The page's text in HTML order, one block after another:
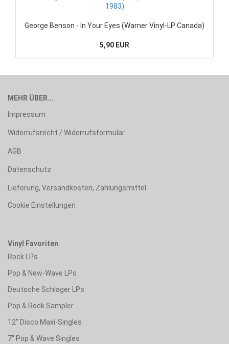
George Benson - In Your Eyes (Warner Vinyl-LP Canada)
5,90 EUR
MEHR ÜBER...
Impressum
Widerrufsrecht / Widerrufsformular
AGB
Datenschutz
Lieferung, Versandkosten, Zahlungsmittel
Cookie Einstellungen
Vinyl Favoriten
Rock LPs
Pop & New-Wave LPs
Deutsche Schlager LPs
Pop & Rock Sampler
12" Disco Maxi-Singles
7" Pop & Wave Singles